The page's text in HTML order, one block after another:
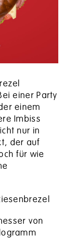
einer Party
einem
Imbiss
nur in
der auf
für wie
von